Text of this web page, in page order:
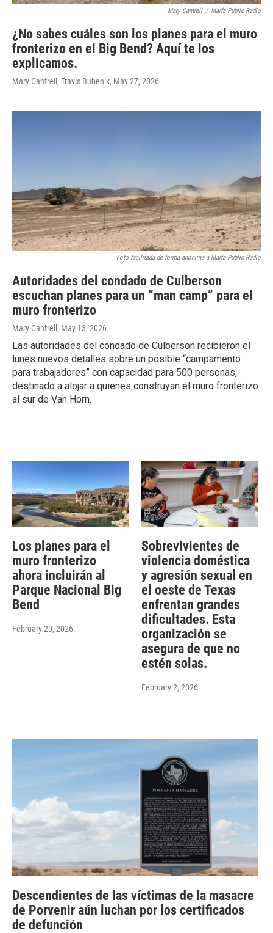
Mary Cantrell / Marfa Public Radio
¿No sabes cuáles son los planes para el muro
fronterizo en el Big Bend? Aquí te los
explicamos.
Mary Cantrell, Travis Bubenik, May 27, 2026
Foto facilitada de forma anónima a Marfa Public Radio
Autoridades del condado de Culberson
escuchan planes para un “man camp” para el
muro fronterizo
Mary Cantrell , May 13, 2026
Las autoridades del condado de Culberson recibieron el
lunes nuevos detalles sobre un posible “campamento
para trabajadores” con capacidad para 500 personas,
destinado a alojar a quienes construyan el muro fronterizo
al sur de Van Horn.
Los planes para el
muro fronterizo
ahora incluirán al
Parque Nacional Big
Bend
February 20, 2026
Sobrevivientes de
violencia doméstica
y agresión sexual en
el oeste de Texas
enfrentan grandes
dificultades. Esta
organización se
asegura de que no
estén solas.
February 2, 2026
Descendientes de las víctimas de la masacre
de Porvenir aún luchan por los certificados
de defunción